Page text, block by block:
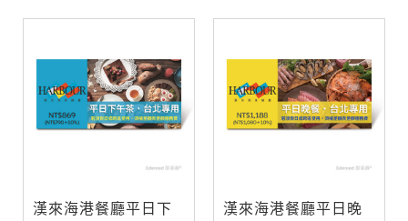
漢來海港餐廳平日下
漢來海港餐廳平日晚